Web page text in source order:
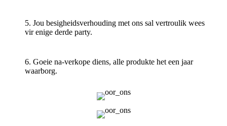
5. Jou besigheidsverhouding met ons sal vertroulik wees
vir enige derde party.
6. Goeie na-verkope diens, alle produkte het een jaar
waarborg.